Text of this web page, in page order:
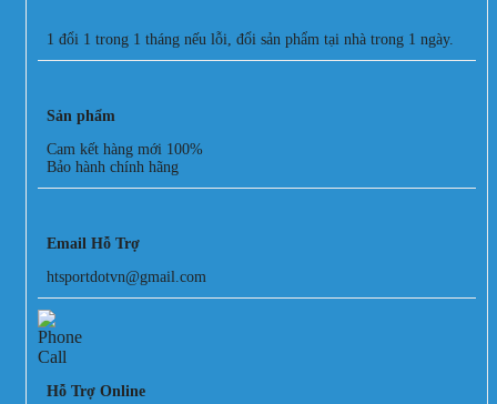
1 đổi 1 trong 1 tháng nếu lỗi, đổi sản phẩm tại nhà trong 1 ngày.
Sản phẩm
Cam kết hàng mới 100%
Bảo hành chính hãng
Email Hỗ Trợ
htsportdotvn@gmail.com
Hỗ Trợ Online